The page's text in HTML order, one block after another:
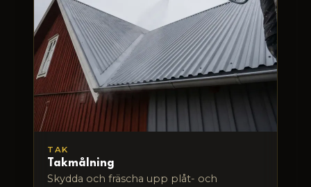
TAK
Takmålning
Skydda och fräscha upp plåt- och